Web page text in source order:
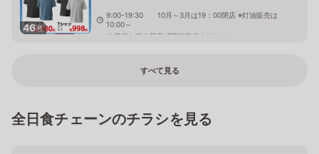
46枚
9:00-19:30 10月～3月は19：00閉店 ※灯油販売は
10:00～
埼玉県久喜市菖蒲町菖蒲字宮本683-1
すべて見る
全日食チェーンのチラシを見る